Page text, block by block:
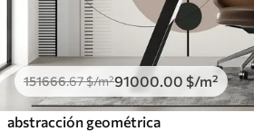
151666.67$/m²91000.00 $/m²
abstracción geométrica